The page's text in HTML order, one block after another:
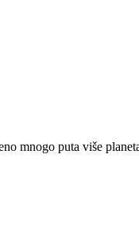
mnogo puta više